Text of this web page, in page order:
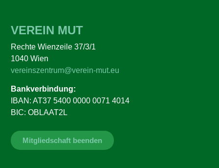
VEREIN MUT
Rechte Wienzeile 37/3/1
1040 Wien
vereinszentrum@verein-mut.eu
Bankverbindung:
IBAN: AT37 5400 0000 0071 4014
BIC: OBLAAT2L
Mitgliedschaft beenden